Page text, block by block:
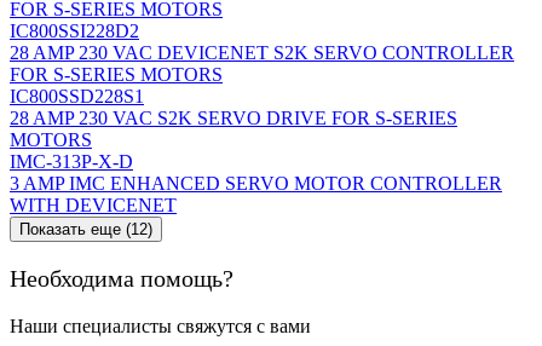
FOR S-SERIES MOTORS
IC800SSI228D2
28 AMP 230 VAC DEVICENET S2K SERVO CONTROLLER
FOR S-SERIES MOTORS
IC800SSD228S1
28 AMP 230 VAC S2K SERVO DRIVE FOR S-SERIES
MOTORS
IMC-313P-X-D
3 AMP IMC ENHANCED SERVO MOTOR CONTROLLER
WITH DEVICENET
Показать еще (12)
Необходима помощь?
Наши специалисты свяжутся с вами